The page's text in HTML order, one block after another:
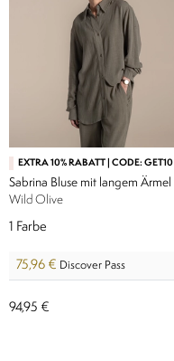
EXTRA 10% RABATT | CODE: GET10
Sabrina Bluse mit langem Ärmel
Wild Olive
1 Farbe
75,96 € Discover Pass
94,95 €